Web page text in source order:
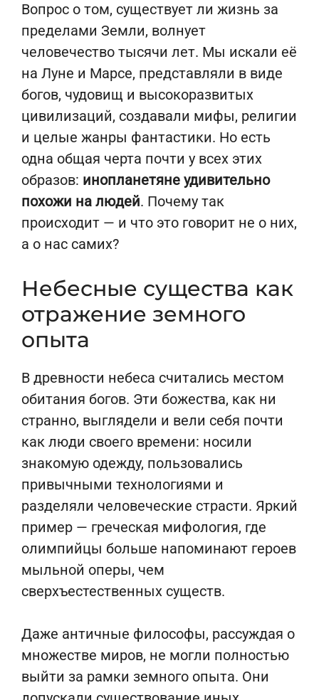
Вопрос о том, существует ли жизнь за
пределами Земли, волнует
человечество тысячи лет. Мы искали её
на Луне и Марсе, представляли в виде
богов, чудовищ и высокоразвитых
цивилизаций, создавали мифы, религии
и целые жанры фантастики. Но есть
одна общая черта почти у всех этих
образов: инопланетяне удивительно
похожи на людей. Почему так
происходит — и что это говорит не о них,
а о нас самих?
Небесные существа как
отражение земного
опыта
В древности небеса считались местом
обитания богов. Эти божества, как ни
странно, выглядели и вели себя почти
как люди своего времени: носили
знакомую одежду, пользовались
привычными технологиями и
разделяли человеческие страсти. Яркий
пример — греческая мифология, где
олимпийцы больше напоминают героев
мыльной оперы, чем
сверхъестественных существ.
Даже античные философы, рассуждая о
множестве миров, не могли полностью
выйти за рамки земного опыта. Они